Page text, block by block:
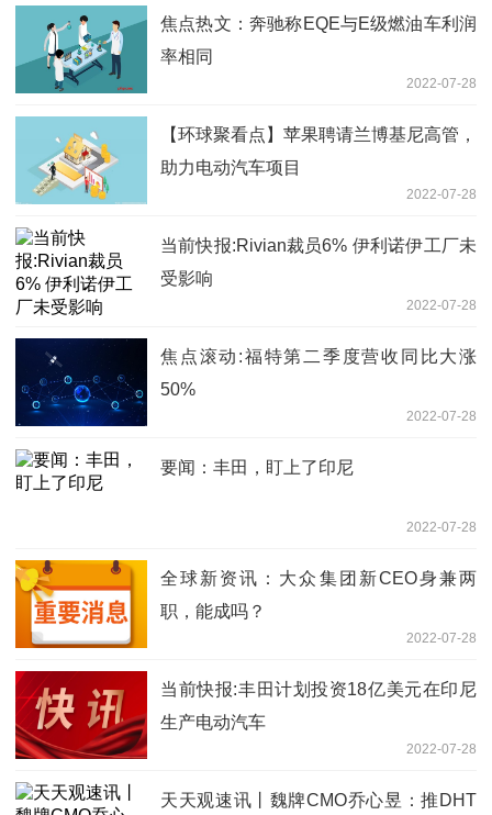
焦点热文：奔驰称EQE与E级燃油车利润
率相同
2022-07-28
【环球聚看点】苹果聘请兰博基尼高管，
助力电动汽车项目
2022-07-28
当前快报:Rivian裁员6% 伊利诺伊工厂未
受影响
2022-07-28
焦点滚动:福特第二季度营收同比大涨
50%
2022-07-28
要闻：丰田，盯上了印尼
2022-07-28
全球新资讯：大众集团新CEO身兼两
职，能成吗？
2022-07-28
当前快报:丰田计划投资18亿美元在印尼
生产电动汽车
2022-07-28
天天观速讯丨魏牌CMO乔心昱：推DHT